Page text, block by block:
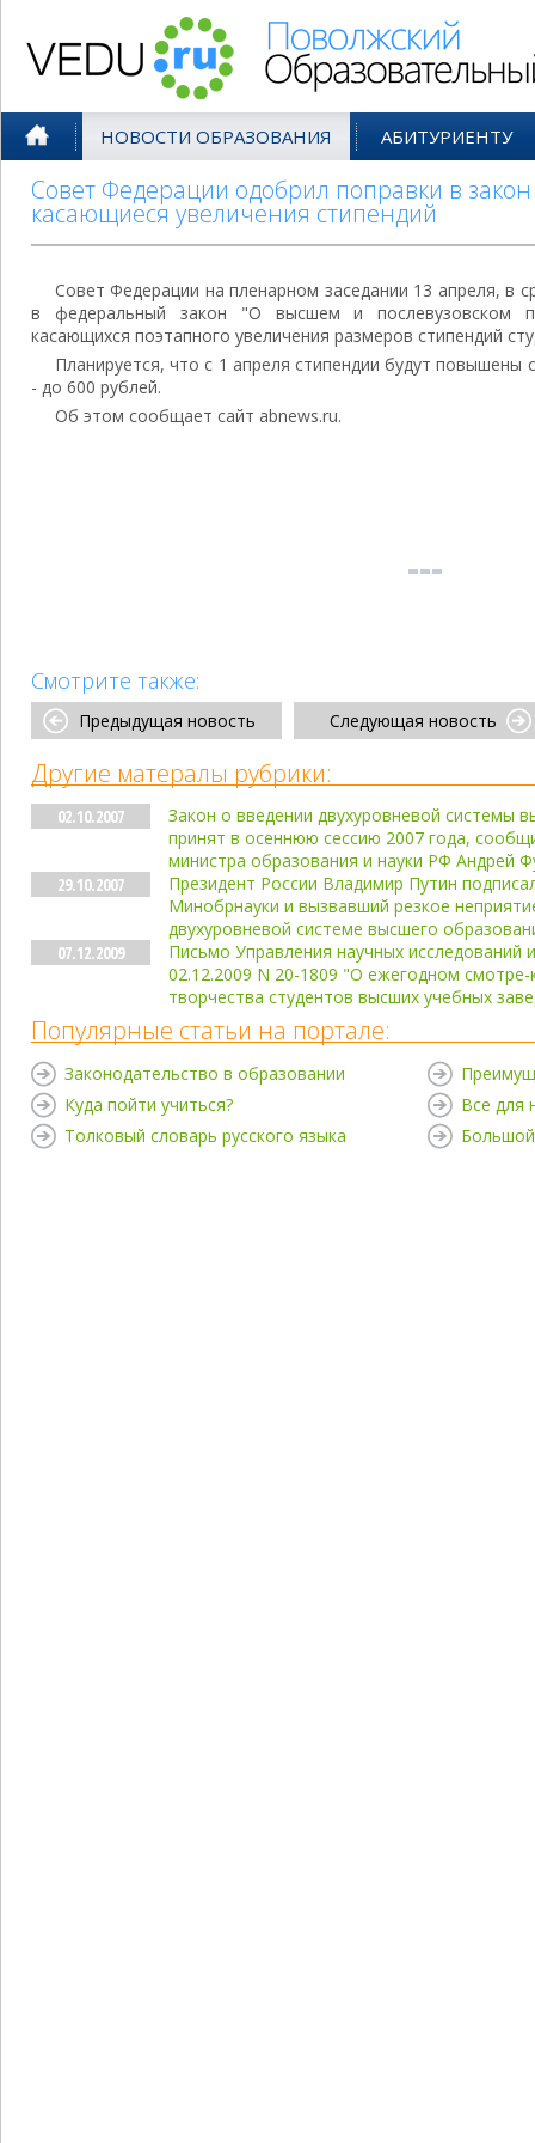
НОВОСТИ ОБРАЗОВАНИЯ АБИТУРИЕНТУ
Совет Федерации одобрил поправки в
касающиеся увеличения стипендий
Совет Федерации на пленарном заседании 13 апреля, в
в федеральный закон "О высшем и послевузовском
касающихся поэтапного увеличения размеров стипендий
Планируется, что с 1 апреля стипендии будут повышены
- до 600 рублей.
Об этом сообщает сайт abnews.ru.
Смотрите также:
Предыдущая новость Следующая новость
Другие матералы рубрики:
02.10.2007
Закон о введении двухуровневой системы
принят в осеннюю сессию 2007 года,
министра образования и науки РФ Андрей
29.10.2007
Президент России Владимир Путин
Минобрнауки и вызвавший резкое
двухуровневой системе высшего
07.12.2009
Письмо Управления научных исследований
02.12.2009 N 20-1809 "О ежегодном смотре-
творчества студентов высших учебных
Популярные статьи на портале:
Законодательство в образовании
Куда пойти учиться?
Толковый словарь русского языка
Все для
Большой